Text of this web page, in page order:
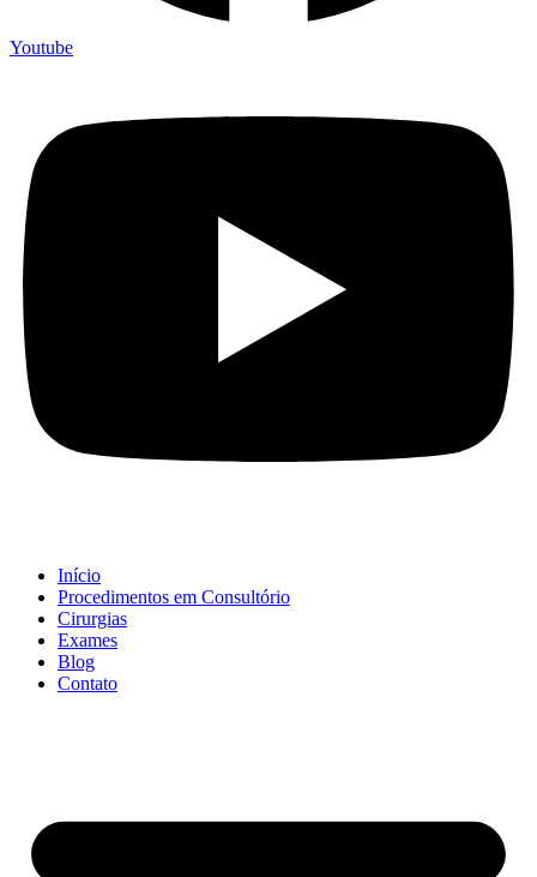
Youtube
Início
Procedimentos em Consultório
Cirurgias
Exames
Blog
Contato